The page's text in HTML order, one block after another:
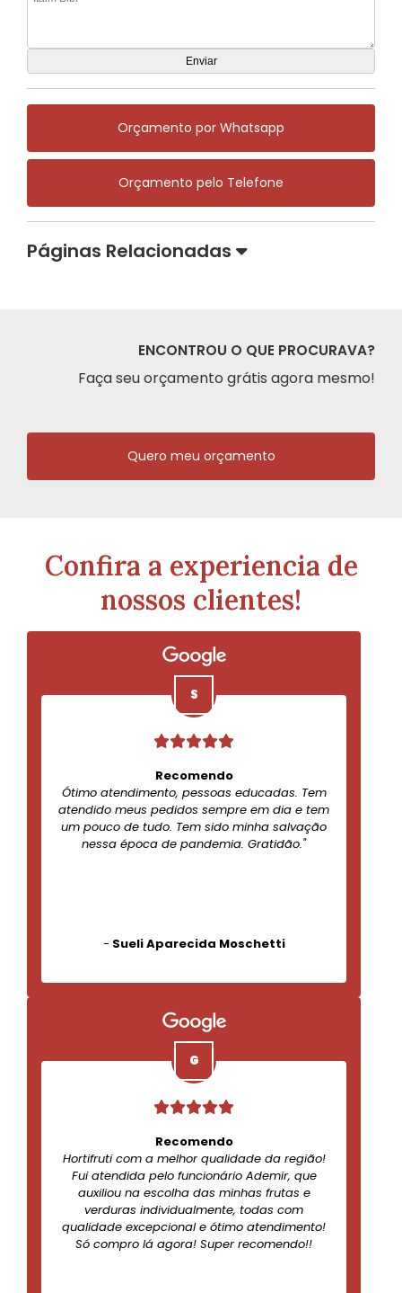
Orçamento por Whatsapp
Orçamento pelo Telefone
Páginas Relacionadas
ENCONTROU O QUE PROCURAVA?
Faça seu orçamento grátis agora mesmo!
Quero meu orçamento
Confira a experiencia de
nossos clientes!
Recomendo
Ótimo atendimento, pessoas educadas. Tem
atendido meus pedidos sempre em dia e tem
um pouco de tudo. Tem sido minha salvação
nessa época de pandemia. Gratidão."
- Sueli Aparecida Moschetti
Recomendo
Hortifruti com a melhor qualidade da região!
Fui atendida pelo funcionário Ademir, que
auxiliou na escolha das minhas frutas e
verduras individualmente, todas com
qualidade excepcional e ótimo atendimento!
Só compro lá agora! Super recomendo!!